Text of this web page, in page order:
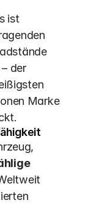
ist
der
Marke